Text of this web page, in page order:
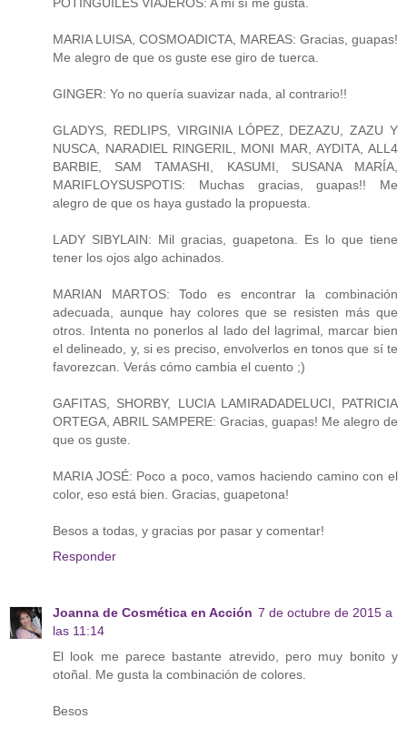
MARIA LUISA, COSMOADICTA, MAREAS: Gracias, guapas!
Me alegro de que os guste ese giro de tuerca.
GINGER: Yo no quería suavizar nada, al contrario!!
GLADYS, REDLIPS, VIRGINIA LÓPEZ, DEZAZU, ZAZU Y
NUSCA, NARADIEL RINGERIL, MONI MAR, AYDITA, ALL4
BARBIE, SAM TAMASHI, KASUMI, SUSANA MARÍA,
MARIFLOYSUSPOTIS: Muchas gracias, guapas!! Me
alegro de que os haya gustado la propuesta.
LADY SIBYLAIN: Mil gracias, guapetona. Es lo que tiene
tener los ojos algo achinados.
MARIAN MARTOS: Todo es encontrar la combinación
adecuada, aunque hay colores que se resisten más que
otros. Intenta no ponerlos al lado del lagrimal, marcar bien
el delineado, y, si es preciso, envolverlos en tonos que sí te
favorezcan. Verás cómo cambia el cuento ;)
GAFITAS, SHORBY, LUCIA LAMIRADADELUCI, PATRICIA
ORTEGA, ABRIL SAMPERE: Gracias, guapas! Me alegro de
que os guste.
MARIA JOSÉ: Poco a poco, vamos haciendo camino con el
color, eso está bien. Gracias, guapetona!
Besos a todas, y gracias por pasar y comentar!
Responder
Joanna de Cosmética en Acción 7 de octubre de 2015 a
las 11:14
El look me parece bastante atrevido, pero muy bonito y
otoñal. Me gusta la combinación de colores.
Besos